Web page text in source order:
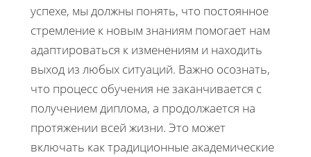
успехе, мы должны понять, что постоянное
стремление к новым знаниям помогает нам
адаптироваться к изменениям и находить
выход из любых ситуаций. Важно осознать,
что процесс обучения не заканчивается с
получением диплома, а продолжается на
протяжении всей жизни. Это может
включать как традиционные академические